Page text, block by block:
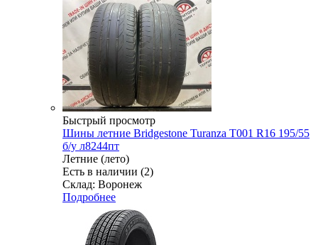
Быстрый просмотр
Шины летние Bridgestone Turanza T001 R16 195/55
б/у л8244пт
Летние (лето)
Есть в наличии (2)
Склад: Воронеж
Подробнее